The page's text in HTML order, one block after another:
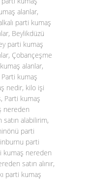
alanlar,
parti kumaş
Beylikdüzü
parti kumaş
Çobançeşme
alanlar,
Parti kumaş
nedir, kilo işi
Parti kumaş
nereden
alabilirim,
parti
parti
kumaş nereden
satın alınır,
parti kumaş